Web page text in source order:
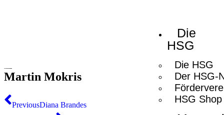
Die
HSG
Die HSG
Der HSG-
HSG Shop
Martin Mokris
PreviousDiana Brandes